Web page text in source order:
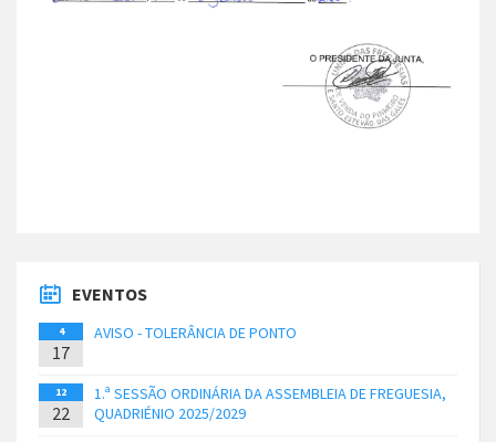
EVENTOS
4
17
AVISO - TOLERÂNCIA DE PONTO
12
22
1.ª SESSÃO ORDINÁRIA DA ASSEMBLEIA DE FREGUESIA,
QUADRIÉNIO 2025/2029